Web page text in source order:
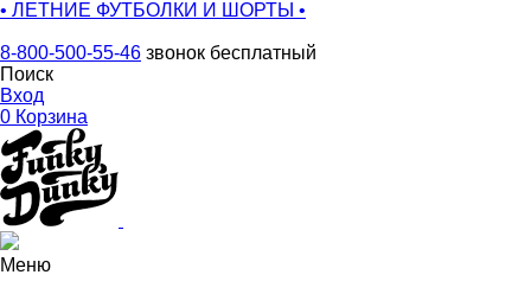
• ЛЕТНИЕ ФУТБОЛКИ И ШОРТЫ •
8-800-500-55-46 звонок бесплатный
Поиск
Вход
0 Корзина
Меню